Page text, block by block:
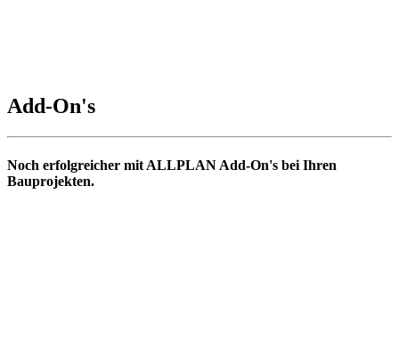
Add-On's
Noch erfolgreicher mit ALLPLAN Add-On's bei Ihren
Bauprojekten.